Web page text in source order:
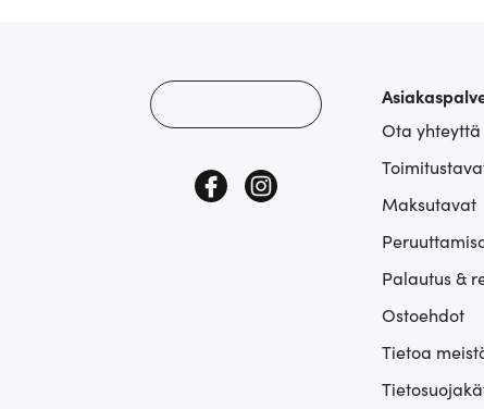
Ota yhteyttä
Maksutavat
Palautus &
Ostoehdot
Tietoa